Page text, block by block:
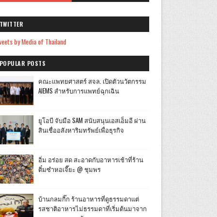
by Media of Thailand
POSTS
คณะแพทยศาสตร์ สจล. เปิดตัวนวัตกรรม
AIEMS สำหรับการแพทย์ฉุกเฉิน
ยูโอบี จับมือ SAM สนับสนุนเอสเอ็มอี ผ่าน
สินเชื่ออสังหาริมทรัพย์เพื่อธุรกิจ
อิ่ม อร่อย สด สะอาดกับอาหารเช้าที่ร้าน
ติ๋มซำหอเจี๊ยะ @ ชุมพร
บ้านกลมกิ๊ก ร้านอาหารที่ดูธรรมดาแต่
รสชาติอาหารไม่ธรรมดาที่เริ่มต้นมาจาก